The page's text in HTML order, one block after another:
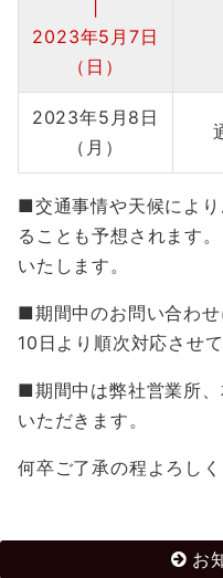
2023年5月7日
（日）
2023年5月8日
（月）
■交通事情や天候によ
ることも予想されます
いたします。
■期間中のお問い合わ
10日より順次対応させ
■期間中は弊社営業所
いただきます。
何卒ご了承の程よろし
お